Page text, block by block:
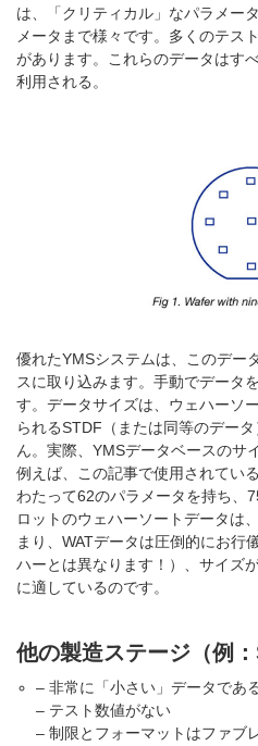
は、「クリティカル」なパラメー
メータまで様々です。多くのテス
があります。これらのデータはす
利用される。
優れたYMSシステムは、このデー
スに取り込みます。手動でデータ
す。データサイズは、ウェハーソ
られるSTDF（または同等のデー
ん。実際、YMSデータベースのサ
例えば、この記事で使用されてい
わたって62のパラメータを持ち、
ロットのウェハーソートデータは
まり、WATデータは圧倒的にお行
ハーとは異なります！）、サイズ
に適しているのです。
他の製造ステージ（例
– 非常に「小さい」データであ
– テスト数値がない
– 制限とフォーマットはファブ